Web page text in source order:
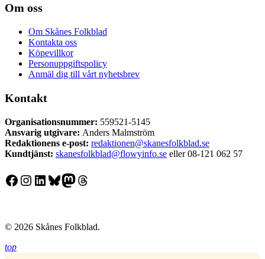
Om oss
Om Skånes Folkblad
Kontakta oss
Köpevillkor
Personuppgiftspolicy
Anmäl dig till vårt nyhetsbrev
Kontakt
Organisationsnummer: 559521-5145
Ansvarig utgivare: Anders Malmström
Redaktionens e-post: redaktionen@skanesfolkblad.se
Kundtjänst: skanesfolkblad@flowyinfo.se eller 08-121 062 57
Facebook
Instagram
LinkedIn
Bluesky
Mastodon
Threads
© 2026 Skånes Folkblad.
top